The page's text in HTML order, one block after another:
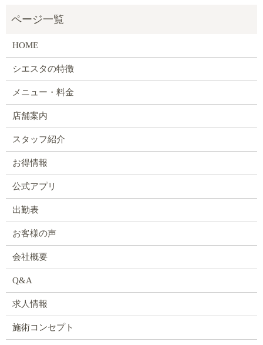
HOME
シエスタの特徴
メニュー・料金
店舗案内
スタッフ紹介
お得情報
公式アプリ
出勤表
お客様の声
会社概要
Q&A
求人情報
施術コンセプト